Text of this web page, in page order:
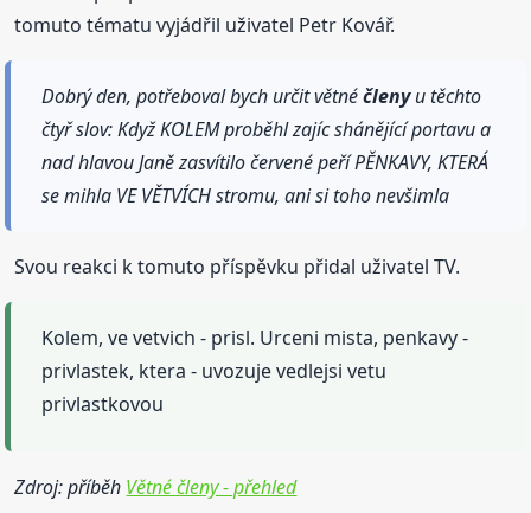
tomuto tématu vyjádřil uživatel Petr Kovář.
Dobrý den, potřeboval bych určit větnéčlenyu těchto
čtyř slov: Když KOLEM proběhl zajíc shánějící portavu a
nad hlavou Janě zasvítilo červené peří PĚNKAVY, KTERÁ
se mihla VE VĚTVÍCH stromu, ani si toho nevšimla
Svou reakci k tomuto příspěvku přidal uživatel TV.
Kolem, ve vetvich - prisl. Urceni mista, penkavy -
privlastek, ktera - uvozuje vedlejsi vetu
privlastkovou
Zdroj: příběh Větné členy - přehled